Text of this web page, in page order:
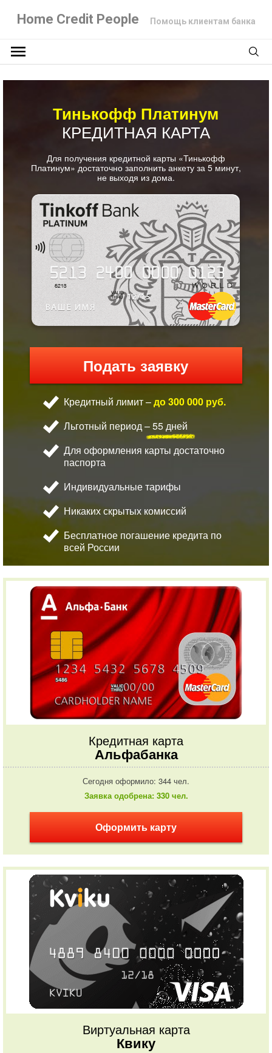
Home Credit People Помощь клиентам банка
Тинькофф Платинум
КРЕДИТНАЯ КАРТА
Для получения кредитной карты «Тинькофф
Платинум» достаточно заполнить анкету за 5 минут,
не выходя из дома.
Подать заявку
Кредитный лимит –до 300 000 руб.
Льготный период –55 дней
Для оформления карты достаточно
паспорта
Индивидуальные тарифы
Никаких скрытых комиссий
Бесплатное погашение кредита по
всей России
Кредитная карта
Альфабанка
Сегодня оформило: 344 чел.
Заявка одобрена: 330 чел.
Оформить карту
Виртуальная карта
Квику